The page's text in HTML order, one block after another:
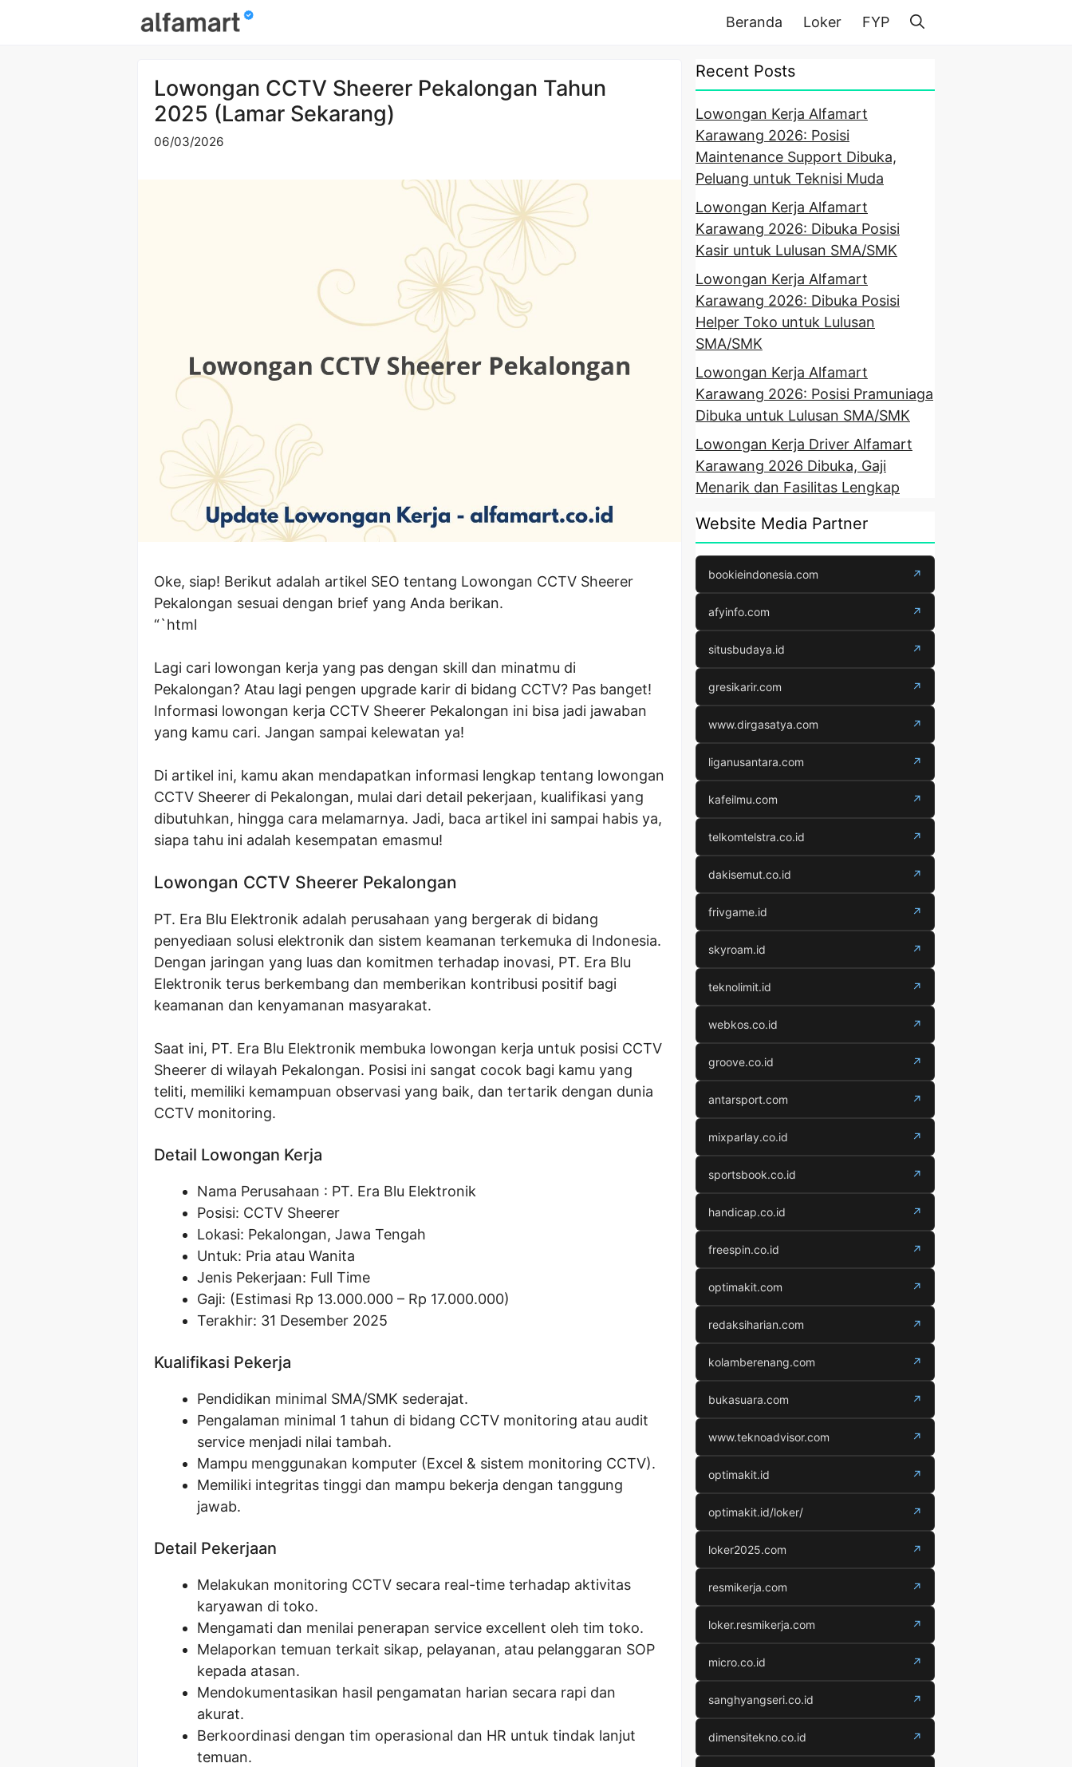
Beranda Loker FYP
Lowongan CCTV Sheerer Pekalongan Tahun
2025 (Lamar Sekarang)
06/03/2026
Oke, siap! Berikut adalah artikel SEO tentang Lowongan CCTV Sheerer
Pekalongan sesuai dengan brief yang Anda berikan.
“`html
Lagi cari lowongan kerja yang pas dengan skill dan minatmu di
Pekalongan? Atau lagi pengen upgrade karir di bidang CCTV? Pas banget!
Informasi lowongan kerja CCTV Sheerer Pekalongan ini bisa jadi jawaban
yang kamu cari. Jangan sampai kelewatan ya!
Di artikel ini, kamu akan mendapatkan informasi lengkap tentang lowongan
CCTV Sheerer di Pekalongan, mulai dari detail pekerjaan, kualifikasi yang
dibutuhkan, hingga cara melamarnya. Jadi, baca artikel ini sampai habis ya,
siapa tahu ini adalah kesempatan emasmu!
Lowongan CCTV Sheerer Pekalongan
PT. Era Blu Elektronik adalah perusahaan yang bergerak di bidang
penyediaan solusi elektronik dan sistem keamanan terkemuka di Indonesia.
Dengan jaringan yang luas dan komitmen terhadap inovasi, PT. Era Blu
Elektronik terus berkembang dan memberikan kontribusi positif bagi
keamanan dan kenyamanan masyarakat.
Saat ini, PT. Era Blu Elektronik membuka lowongan kerja untuk posisi CCTV
Sheerer di wilayah Pekalongan. Posisi ini sangat cocok bagi kamu yang
teliti, memiliki kemampuan observasi yang baik, dan tertarik dengan dunia
CCTV monitoring.
Detail Lowongan Kerja
Nama Perusahaan : PT. Era Blu Elektronik
Posisi: CCTV Sheerer
Lokasi: Pekalongan, Jawa Tengah
Untuk: Pria atau Wanita
Jenis Pekerjaan: Full Time
Gaji: (Estimasi Rp 13.000.000 – Rp 17.000.000)
Terakhir: 31 Desember 2025
Kualifikasi Pekerja
Pendidikan minimal SMA/SMK sederajat.
Pengalaman minimal 1 tahun di bidang CCTV monitoring atau audit
service menjadi nilai tambah.
Mampu menggunakan komputer (Excel & sistem monitoring CCTV).
Memiliki integritas tinggi dan mampu bekerja dengan tanggung
jawab.
Detail Pekerjaan
Melakukan monitoring CCTV secara real-time terhadap aktivitas
karyawan di toko.
Mengamati dan menilai penerapan service excellent oleh tim toko.
Melaporkan temuan terkait sikap, pelayanan, atau pelanggaran SOP
kepada atasan.
Mendokumentasikan hasil pengamatan harian secara rapi dan
akurat.
Berkoordinasi dengan tim operasional dan HR untuk tindak lanjut
temuan.
Recent Posts
Lowongan Kerja Alfamart
Karawang 2026: Posisi
Maintenance Support Dibuka,
Peluang untuk Teknisi Muda
Lowongan Kerja Alfamart
Karawang 2026: Dibuka Posisi
Kasir untuk Lulusan SMA/SMK
Lowongan Kerja Alfamart
Karawang 2026: Dibuka Posisi
Helper Toko untuk Lulusan
SMA/SMK
Lowongan Kerja Alfamart
Karawang 2026: Posisi Pramuniaga
Dibuka untuk Lulusan SMA/SMK
Lowongan Kerja Driver Alfamart
Karawang 2026 Dibuka, Gaji
Menarik dan Fasilitas Lengkap
Website Media Partner
bookieindonesia.com ↗
afyinfo.com ↗
situsbudaya.id ↗
gresikarir.com ↗
www.dirgasatya.com ↗
liganusantara.com ↗
kafeilmu.com ↗
telkomtelstra.co.id ↗
dakisemut.co.id ↗
frivgame.id ↗
skyroam.id ↗
teknolimit.id ↗
webkos.co.id ↗
groove.co.id ↗
antarsport.com ↗
mixparlay.co.id ↗
sportsbook.co.id ↗
handicap.co.id ↗
freespin.co.id ↗
optimakit.com ↗
redaksiharian.com ↗
kolamberenang.com ↗
bukasuara.com ↗
www.teknoadvisor.com ↗
optimakit.id ↗
optimakit.id/loker/ ↗
loker2025.com ↗
resmikerja.com ↗
loker.resmikerja.com ↗
micro.co.id ↗
sanghyangseri.co.id ↗
dimensitekno.co.id ↗